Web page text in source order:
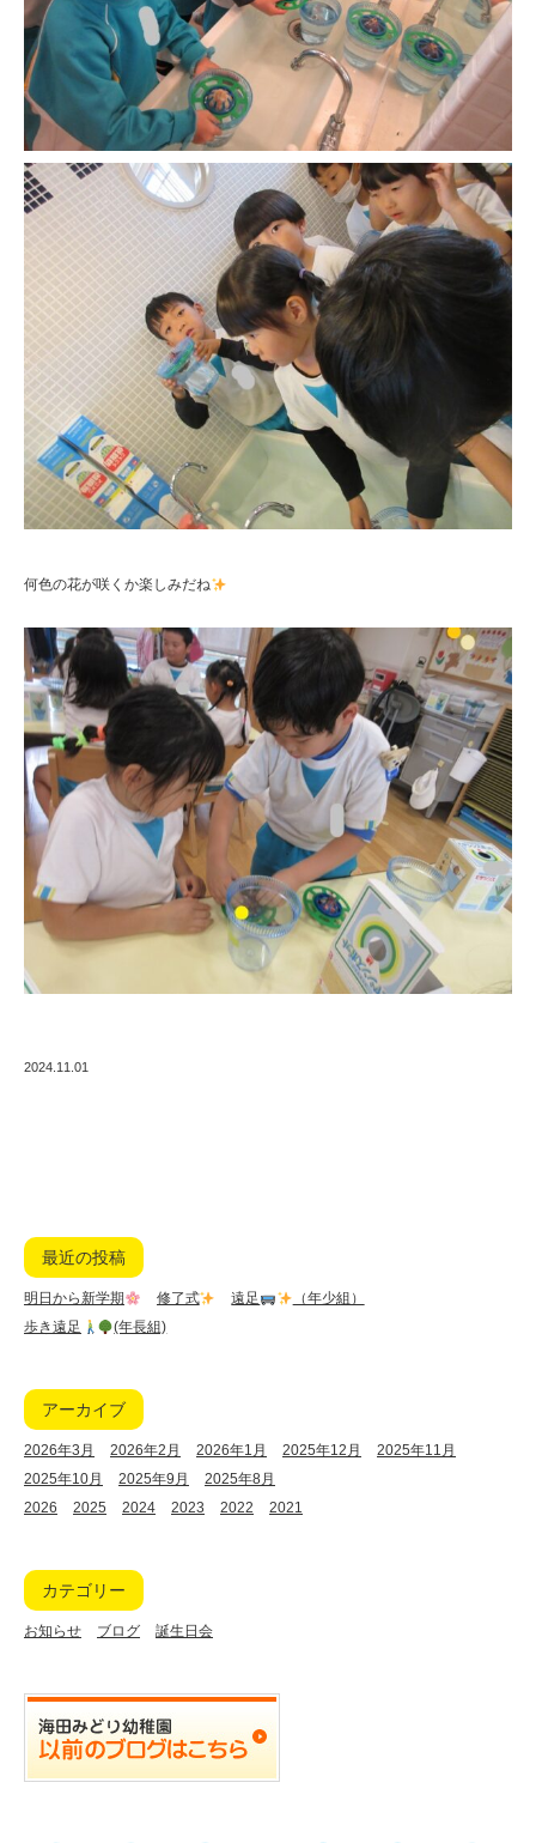
何色の花が咲くか楽しみだね
2024.11.01
最近の投稿
明日から新学期 修了式 遠足
（年少組）
歩き遠足
(年長組)
アーカイブ
2026年3月 2026年2月 2026年1月 2025年12月
2025年11月
2025年10月
2025年9月
2025年8月
2026
2025 2024 2023 2022 2021
カテゴリー
お知らせ ブログ 誕生日会